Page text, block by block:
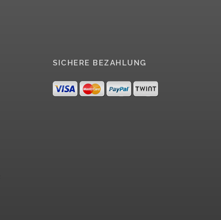
SICHERE BEZAHLUNG